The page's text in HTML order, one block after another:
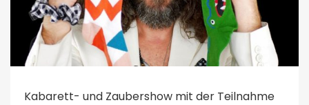
Kabarett- und Zaubershow mit der Teilnahme